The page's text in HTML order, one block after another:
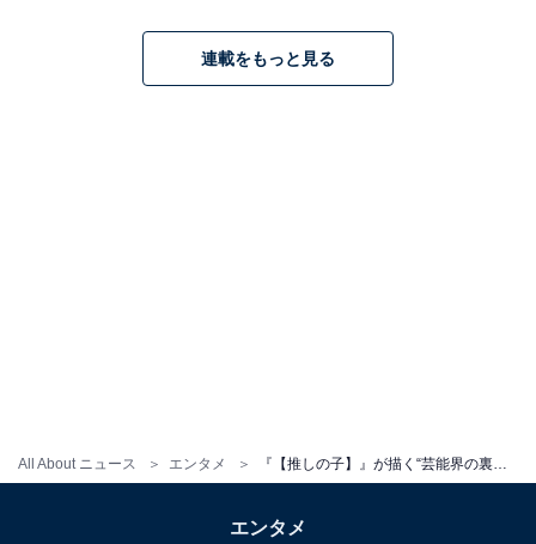
All About ニュース エンタメ
連載をもっと見る
エンタメ